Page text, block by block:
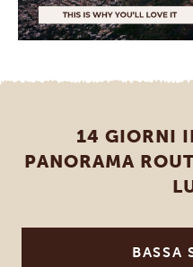
14 GIORNI
PANORAMA
BASSA